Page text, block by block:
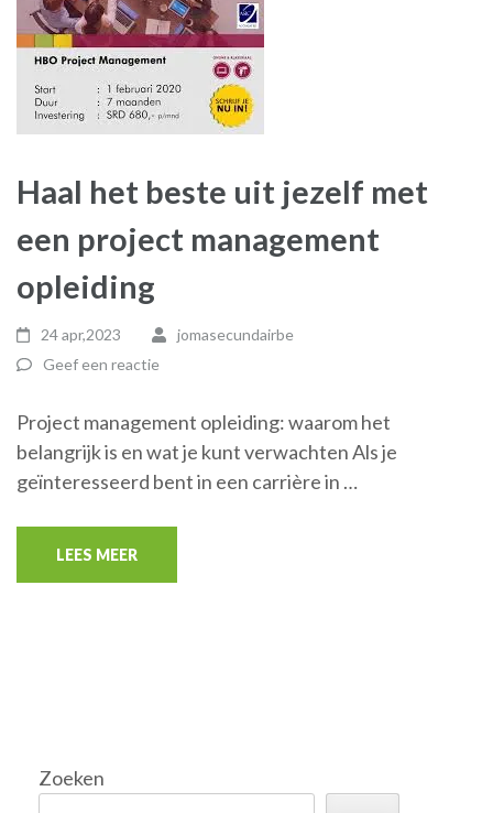
Haal het beste uit jezelf met
een project management
opleiding
24 apr,2023
jomasecundairbe
Geef een reactie
Project management opleiding: waarom het
belangrijk is en wat je kunt verwachten Als je
geïnteresseerd bent in een carrière in …
LEES MEER
Zoeken